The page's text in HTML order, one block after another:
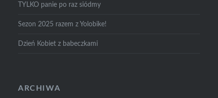
TYLKO panie po raz siódmy
Sezon 2025 razem z Yolobike!
Dzień Kobiet z babeczkami
ARCHIWA